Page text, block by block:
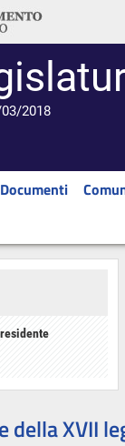
2018
Documenti
XVII